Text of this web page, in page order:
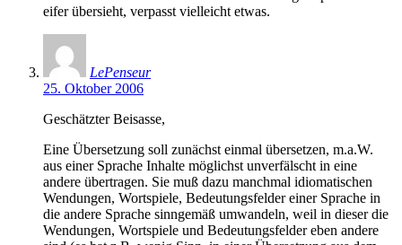
eifer übersieht, verpasst vielleicht etwas.
LePenseur
25. Oktober 2006
Geschätzter Beisasse,
Eine Übersetzung soll zunächst einmal übersetzen, m.a.W.
aus einer Sprache Inhalte möglichst unverfälscht in eine
andere übertragen. Sie muß dazu manchmal idiomatischen
Wendungen, Wortspiele, Bedeutungsfelder einer Sprache in
die andere Sprache sinngemäß umwandeln, weil in dieser die
Wendungen, Wortspiele und Bedeutungsfelder eben andere